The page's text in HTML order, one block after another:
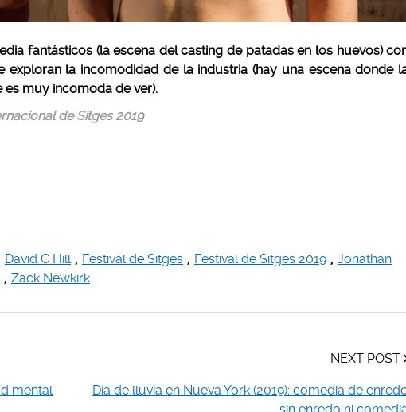
fantásticos (la escena del casting de patadas en los huevos)
la incomodidad de la industria (hay una escena donde
muy incomoda de ver).
de Sitges 2019
David C Hill , Festival de Sitges , Festival de Sitges 2019 , Jonathan
, Zack Newkirk
mental
NEXT POST
Día de lluvia en Nueva York (2019): comedia de